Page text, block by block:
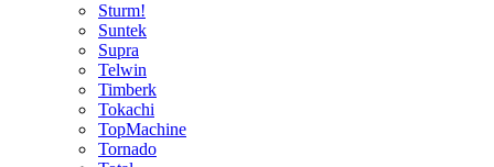
Sturm!
Suntek
Supra
Telwin
Timberk
Tokachi
TopMachine
Tornado